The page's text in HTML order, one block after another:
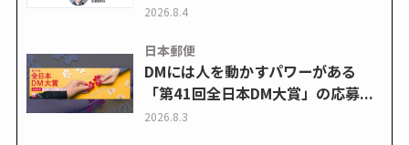
2026.8.4
日本郵便
DMには人を動かすパワーがある
「第41回全日本DM大賞」の応募...
2026.8.3